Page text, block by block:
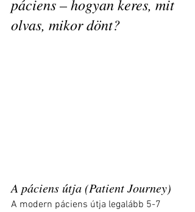
páciens – hogyan keres, mit
olvas, mikor dönt?
A páciens útja (Patient Journey)
A modern páciens útja legalább 5-7